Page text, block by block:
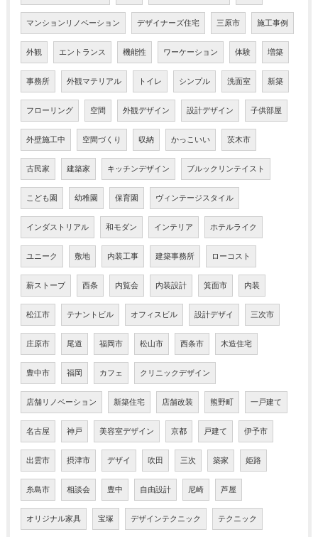
マンションリノベーション デザイナーズ住宅 三原市 施工事例
外観 エントランス 機能性 ワーケーション 体験 増築
事務所 外観マテリアル トイレ シンプル 洗面室 新築
フローリング 空間 外観デザイン 設計デザイン 子供部屋
外壁施工中 空間づくり 収納 かっこいい 茨木市
古民家 建築家 キッチンデザイン ブルックリンテイスト
こども園 幼稚園 保育園 ヴィンテージスタイル
インダストリアル 和モダン インテリア ホテルライク
ユニーク 敷地 内装工事 建築事務所 ローコスト
薪ストーブ 西条 内覧会 内装設計 箕面市 内装
松江市 テナントビル オフィスビル 設計デザイ 三次市
庄原市 尾道 福岡市 松山市 西条市 木造住宅
豊中市 福岡 カフェ クリニックデザイン
店舗リノベーション 新築住宅 店舗改装 熊野町 一戸建て
名古屋 神戸 美容室デザイン 京都 戸建て 伊予市
出雲市 摂津市 デザイ 吹田 三次 築家 姫路
糸島市 相談会 豊中 自由設計 尼崎 芦屋
オリジナル家具 宝塚 デザインテクニック テクニック